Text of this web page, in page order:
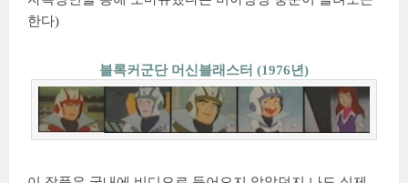
한다)
블록커군단 머신블래스터 (1976년)